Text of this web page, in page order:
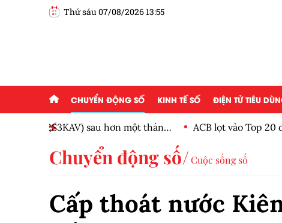
Thứ sáu 07/08/2026 13:55
CHUYỂN ĐỘNG SỐ KINH TẾ SỐ ĐIỆN TỬ TIÊU
ACB lọt vào Top 20 doanh nghiệp phát triển bền
Chuyển động số Cuộc sống số
Cấp thoát nước